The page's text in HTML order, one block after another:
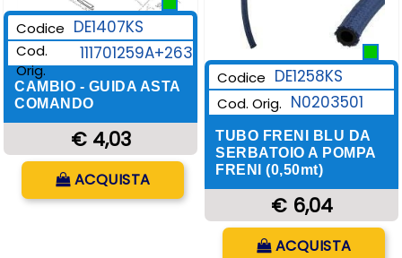
Codice DE1407KS
Cod.
Orig.
111701259A+263
CAMBIO - GUIDA ASTA
COMANDO
€ 4,03
Quantità
ACQUISTA
Codice DE1258KS
Cod. Orig. N0203501
TUBO FRENI BLU DA
SERBATOIO A POMPA
FRENI (0,50mt)
€ 6,04
ACQUISTA